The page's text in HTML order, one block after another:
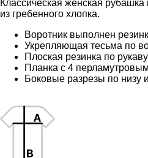
Классическая женская рубашка
из гребенного хлопка.
Воротник выполнен
Укрепляющая тесьма по
Плоская резинка по рукаву
Планка с 4
Боковые разрезы по низу